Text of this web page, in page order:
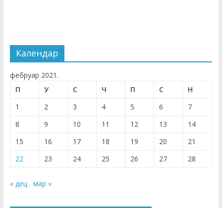
Календар
фебруар 2021.
П
У С Ч П С
Н
1
2 3 4 5 6
7
8
9 10 11 12 13
14
15
16 17 18 19 20
21
22
23 24 25 26 27 28
« дец мар »